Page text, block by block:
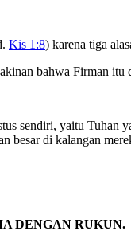
Kis 1:8) karena tiga
bahwa Firman
sendiri, yaitu Tuhan
besar di kalangan
DENGAN RUKUN.